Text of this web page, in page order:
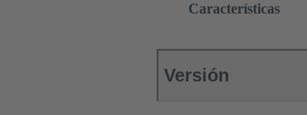
Características
Versión